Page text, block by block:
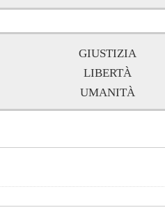
giustizia
libertà
umanità